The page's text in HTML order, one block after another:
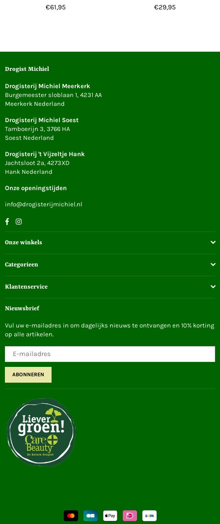
Normale
€61,95
Normale
€29,95
Drogist Michiel
Drogisterij Michiel Meerkerk
Burgemeester sloblaan 1, 4231 AA
Meerkerk Nederland
Drogisterij Michiel Soest
Tamboerijn 3, 3766 HA
Soest Nederland
Drogisterij 't Vijzeltje Hank
Jachtsloot 2a, 4273XD
Hank Nederland
Onze openingstijden
info@drogisterijmichiel.nl
FacebookInstagram
Onze winkels
Categorieen
Klantenservice
Nieuwsbrief
Vul uw e-mailadres in om dagelijks nieuws te ontvangen en 10% korting
op alle artikelen.
ABONNEREN